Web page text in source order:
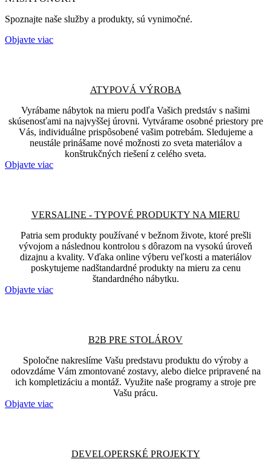
Spoznajte naše služby a produkty, sú vynimočné.
Objavte viac
ATYPOVÁ VÝROBA
Vyrábame nábytok na mieru podľa Vašich predstáv s našimi
skúsenosťami na najvyššej úrovni. Vytvárame osobné priestory pre
Vás, individuálne prispôsobené vašim potrebám. Sledujeme a
neustále prinášame nové možnosti zo sveta materiálov a
konštrukčných riešení z celého sveta.
Objavte viac
VERSALINE - TYPOVÉ PRODUKTY NA MIERU
Patria sem produkty používané v bežnom živote, ktoré prešli
vývojom a následnou kontrolou s dôrazom na vysokú úroveň
dizajnu a kvality. Vďaka online výberu veľkosti a materiálov
poskytujeme nadštandardné produkty na mieru za cenu
štandardného nábytku.
Objavte viac
B2B PRE STOLÁROV
Spoločne nakreslíme Vašu predstavu produktu do výroby a
odovzdáme Vám zmontované zostavy, alebo dielce pripravené na
ich kompletizáciu a montáž. Využite naše programy a stroje pre
Vašu prácu.
Objavte viac
DEVELOPERSKÉ PROJEKTY